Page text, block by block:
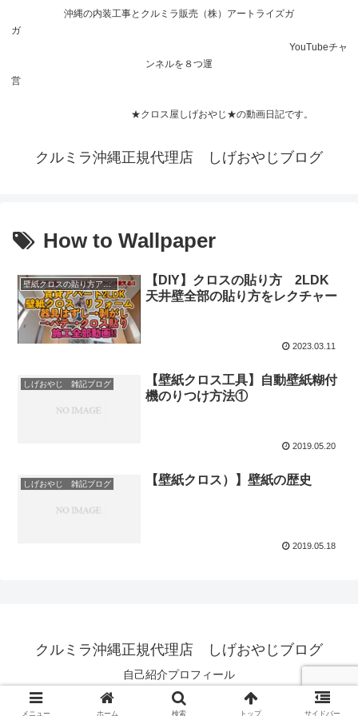
沖縄の内装工事とクルミラ販売（株）アートライズガ
ガ
YouTubeチャ
ンネルを８つ運
営
★クロス屋しげおやじ★の動画日記です。
クルミラ沖縄正規代理店 しげおやじブログ
How to Wallpaper
壁紙クロスの貼り方アドバイス
【DIY】クロスの貼り方 2LDK
天井壁全部の貼り方をレクチャー
2023.03.11
しげおやじ 雑記ブログ
【壁紙クロス工具】自動壁紙糊付
機のりつけ方法①
2019.05.20
しげおやじ 雑記ブログ 【壁紙クロス）】壁紙の歴史
2019.05.18
クルミラ沖縄正規代理店 しげおやじブログ
自己紹介プロフィール
© 2019 クルミラ沖縄正規代理店 しげおやじブログ.
メニュー ホーム 検索 トップ サイドバー